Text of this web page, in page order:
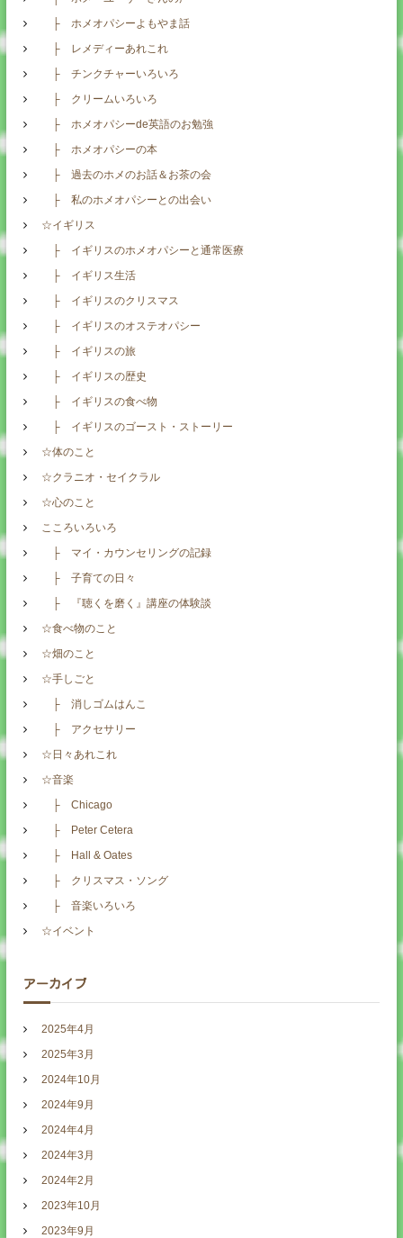
├ ホメオパシーよもやま話
├ レメディーあれこれ
├ チンクチャーいろいろ
├ クリームいろいろ
├ ホメオパシーde英語のお勉強
├ ホメオパシーの本
├ 過去のホメのお話＆お茶の会
├ 私のホメオパシーとの出会い
☆イギリス
├ イギリスのホメオパシーと通常医療
├ イギリス生活
├ イギリスのクリスマス
├ イギリスのオステオパシー
├ イギリスの旅
├ イギリスの歴史
├ イギリスの食べ物
├ イギリスのゴースト・ストーリー
☆体のこと
☆クラニオ・セイクラル
☆心のこと
こころいろいろ
├ マイ・カウンセリングの記録
├ 子育ての日々
├ 『聴くを磨く』講座の体験談
☆食べ物のこと
☆畑のこと
☆手しごと
├ 消しゴムはんこ
├ アクセサリー
☆日々あれこれ
☆音楽
├ Chicago
├ Peter Cetera
├ Hall & Oates
├ クリスマス・ソング
├ 音楽いろいろ
☆イベント
アーカイブ
2025年4月
2025年3月
2024年10月
2024年9月
2024年4月
2024年3月
2024年2月
2023年10月
2023年9月